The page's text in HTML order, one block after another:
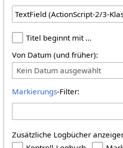
Titel beginnt mit …
Von Datum (und früher):
Kein Datum ausgewählt
Markierungs-Filter:
Zusätzliche Logbücher